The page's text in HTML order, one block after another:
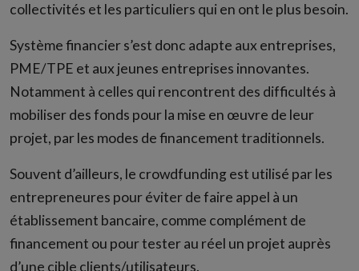
collectivités et les particuliers qui en ont le plus besoin.
Système financier s’est donc adapte aux entreprises,
PME/TPE et aux jeunes entreprises innovantes.
Notamment à celles qui rencontrent des difficultés à
mobiliser des fonds pour la mise en œuvre de leur
projet, par les modes de financement traditionnels.
Souvent d’ailleurs, le crowdfunding est utilisé par les
entrepreneures pour éviter de faire appel à un
établissement bancaire, comme complément de
financement ou pour tester au réel un projet auprès
d’une cible clients/utilisateurs.